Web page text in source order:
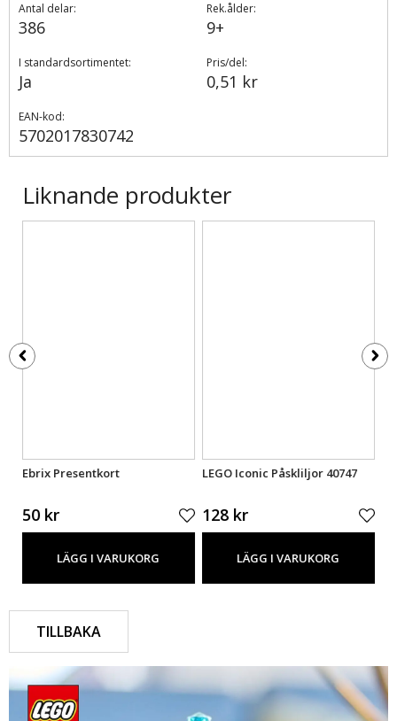
Antal delar:
386
Rek.ålder:
9+
I standardsortimentet:
Ja
Pris/del:
0,51 kr
EAN-kod:
5702017830742
Liknande produkter
Ebrix Presentkort
50 kr
LÄGG I VARUKORG
LEGO Iconic Påskliljor 40747
128 kr
LÄGG I VARUKORG
TILLBAKA